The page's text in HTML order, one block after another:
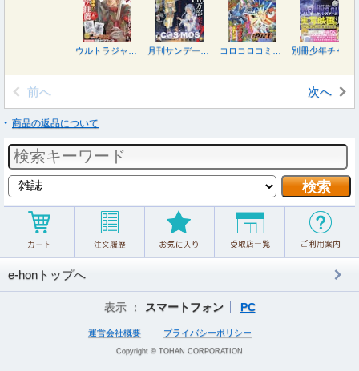
前へ 次へ
商品の返品について
e-honトップへ
表示 ： スマートフォン PC
運営会社概要 プライバシーポリシー
Copyright © TOHAN CORPORATION